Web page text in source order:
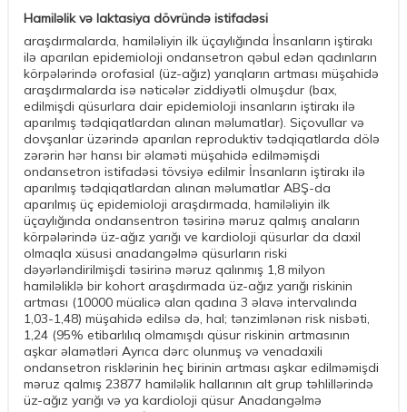
Hamiləlik və laktasiya dövründə istifadəsi
araşdırmalarda, hamiləliyin ilk üçaylığında İnsanların iştirakı
ilə aparılan epidemioloji ondansetron qəbul edən qadınların
körpələrində orofasial (üz-ağız) yarıqların artması müşahidə
araşdırmalarda isə nəticələr ziddiyətli olmuşdur (bax,
edilmişdi qüsurlara dair epidemioloji insanların iştirakı ilə
aparılmış tədqiqatlardan alınan məlumatlar). Siçovullar və
dovşanlar üzərində aparılan reproduktiv tədqiqatlarda dölə
zərərin hər hansı bir əlaməti müşahidə edilməmişdi
ondansetron istifadəsi tövsiyə edilmir İnsanların iştirakı ilə
aparılmış tədqiqatlardan alınan məlumatlar ABŞ-da
aparılmış üç epidemioloji araşdırmada, hamiləliyin ilk
üçaylığında ondansentron təsirinə məruz qalmış anaların
körpələrində üz-ağız yarığı ve kardioloji qüsurlar da daxil
olmaqla xüsusi anadangəlmə qüsurların riski
dəyərləndirilmişdi təsirinə məruz qalınmış 1,8 milyon
hamiləliklə bir kohort araşdırmada üz-ağız yarığı riskinin
artması (10000 müalicə alan qadına 3 əlavə intervalında
1,03-1,48) müşahidə edilsə də, hal; tənzimlənən risk nisbəti,
1,24 (95% etibarlılıq olmamışdı qüsur riskinin artmasının
aşkar əlamətləri Ayrıca dərc olunmuş və venadaxili
ondansetron risklərinin heç birinin artması aşkar edilməmişdi
məruz qalmış 23877 hamiləlik hallarının alt grup təhlillərində
üz-ağız yarığı və ya kardioloji qüsur Anadangəlmə